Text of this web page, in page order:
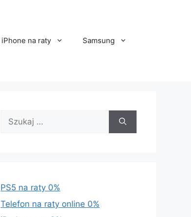
iPhone na raty Samsung
Szukaj:
PS5 na raty 0%
Telefon na raty online 0%